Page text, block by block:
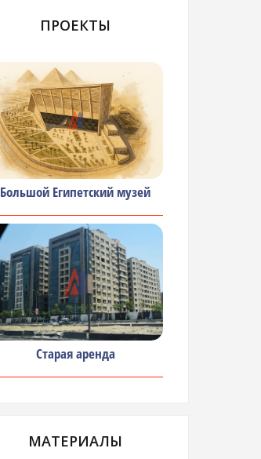
ПРОЕКТЫ
Большой Египетский музей
Старая аренда
МАТЕРИАЛЫ